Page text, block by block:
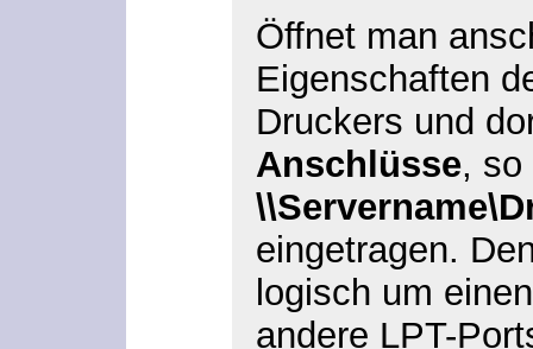
Öffnet man
Eigenschaften
Druckers und
Anschlüsse, so
eingetragen.
logisch um
andere LPT-